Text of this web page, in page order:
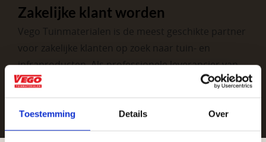
Toestemming Details Over
Zakelijke klant worden
Vego Tuinmaterialen is de meest geschikte partner
voor zakelijke klanten op zoek naar tuin- en
infraproducten. Als professionele leverancier van
tuinmaterialen bieden wij een breed assortiment
aan producten van topkwaliteit. Lees meer over de
zakelijke mogelijkheden.